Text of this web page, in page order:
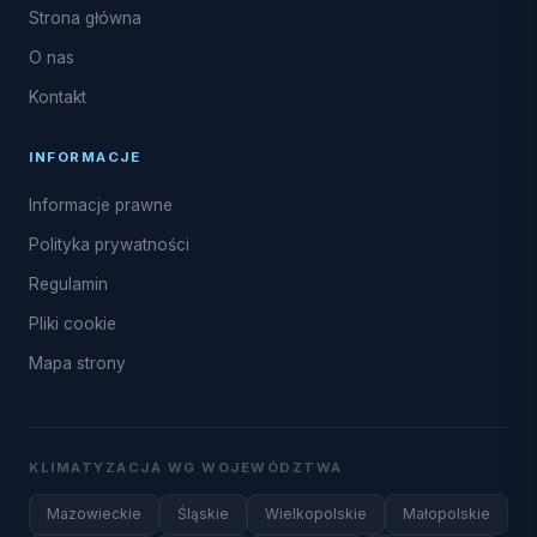
Strona główna
O nas
Kontakt
INFORMACJE
Informacje prawne
Polityka prywatności
Regulamin
Pliki cookie
Mapa strony
KLIMATYZACJA WG WOJEWÓDZTWA
Mazowieckie Śląskie Wielkopolskie Małopolskie